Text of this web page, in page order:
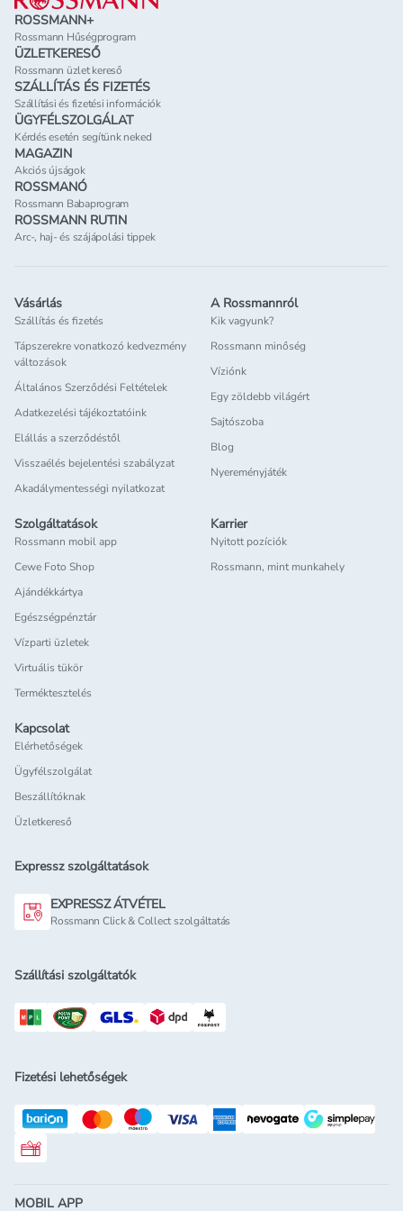
ROSSMANN+
Rossmann Hűségprogram
ÜZLETKERESŐ
Rossmann üzlet kereső
SZÁLLÍTÁS ÉS FIZETÉS
Szállítási és fizetési információk
ÜGYFÉLSZOLGÁLAT
Kérdés esetén segítünk neked
MAGAZIN
Akciós újságok
ROSSMANÓ
Rossmann Babaprogram
ROSSMANN RUTIN
Arc-, haj- és szájápolási tippek
Vásárlás
Szállítás és fizetés
Tápszerekre vonatkozó kedvezmény
változások
Általános Szerződési Feltételek
Adatkezelési tájékoztatóink
Elállás a szerződéstől
Visszaélés bejelentési szabályzat
Akadálymentességi nyilatkozat
A Rossmannról
Kik vagyunk?
Rossmann minőség
Víziónk
Egy zöldebb világért
Sajtószoba
Blog
Nyereményjáték
Szolgáltatások
Rossmann mobil app
Cewe Foto Shop
Ajándékkártya
Egészségpénztár
Vízparti üzletek
Virtuális tükör
Terméktesztelés
Karrier
Nyitott pozíciók
Rossmann, mint munkahely
Kapcsolat
Elérhetőségek
Ügyfélszolgálat
Beszállítóknak
Üzletkereső
Expressz szolgáltatások
EXPRESSZ ÁTVÉTEL
Rossmann Click & Collect szolgáltatás
Szállítási szolgáltatók
Fizetési lehetőségek
Rossmann ajándékkártya
MOBIL APP